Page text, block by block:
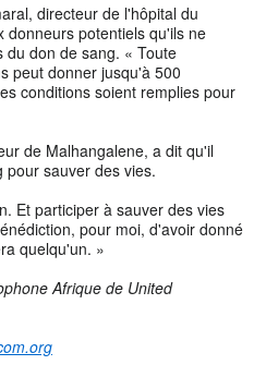
directeur de l'hôpital du
donneurs potentiels qu'ils ne
du don de sang. « Toute
peut donner jusqu'à 500
conditions soient remplies pour
de Malhangalene, a dit qu'il
sauver des vies.
Et participer à sauver des vies
pour moi, d'avoir donné
quelqu'un. »
Afrique de United